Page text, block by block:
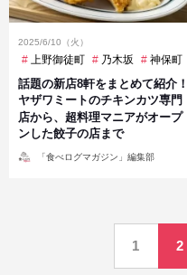
2025/6/10（火）
上野御徒町 乃木坂 神保町
話題の新店8軒をまとめて紹介！
ヤザワミートのチキンカツ専門
店から、超料理マニアがオープ
ンした餃子の店まで
「食べログマガジン」編集部
1 2